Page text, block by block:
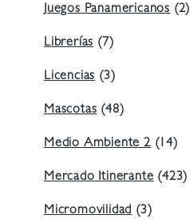
Juegos Panamericanos (2)
Librerías (7)
Licencias (3)
Mascotas (48)
Medio Ambiente 2(14)
Mercado Itinerante (423)
Micromovilidad (3)